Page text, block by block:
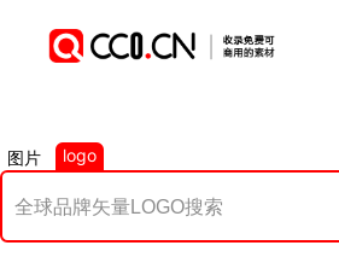
图片 logo